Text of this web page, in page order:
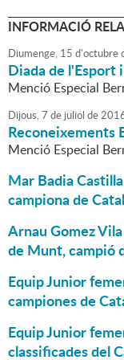
INFORMACIÓ
Diumenge, 15 d'octubre
Diada de
Menció Especial
Dijous,7 de juliol de
Reconeixements
Menció Especial
Mar Badia
campiona de
Arnau Gomez
de Munt, campió
Equip Junior
campiones de
Equip Junior
classificades del